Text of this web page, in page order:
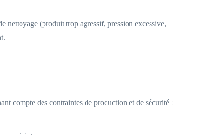
nettoyage (produit trop agressif, pression excessive,
compte des contraintes de production et de sécurité :